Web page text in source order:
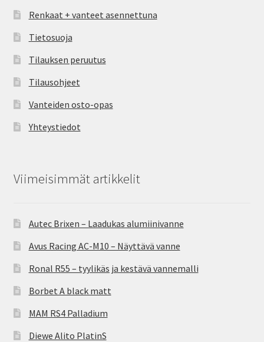
Renkaat + vanteet asennettuna
Tietosuoja
Tilauksen peruutus
Tilausohjeet
Vanteiden osto-opas
Yhteystiedot
Viimeisimmät artikkelit
Autec Brixen – Laadukas alumiinivanne
Avus Racing AC-M10 – Näyttävä vanne
Ronal R55 – tyylikäs ja kestävä vannemalli
Borbet A black matt
MAM RS4 Palladium
Diewe Alito PlatinS